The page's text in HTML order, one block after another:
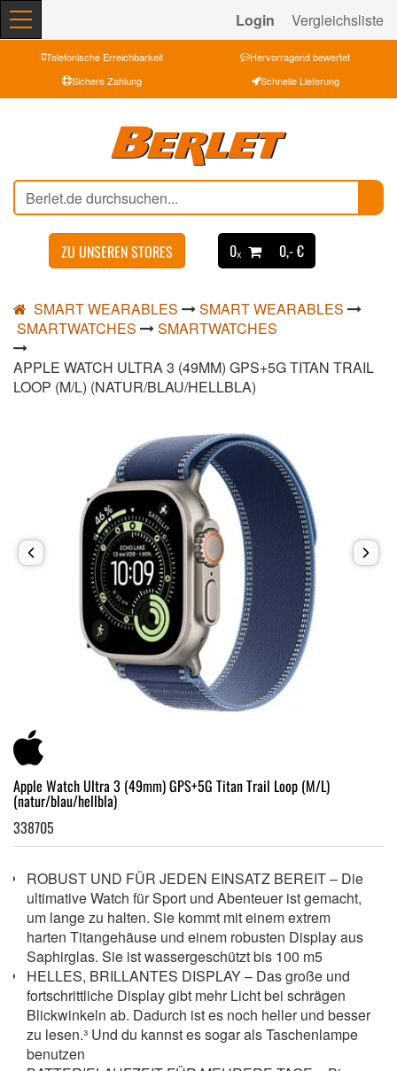
Login Vergleichsliste
Telefonische Erreichbarkeit
Hervorragend bewertet
Sichere Zahlung
Schnelle Lieferung
ZU UNSEREN STORES 0ₓ 0,- €
SMART WEARABLES
SMART WEARABLES
SMARTWATCHES
SMARTWATCHES
APPLE WATCH ULTRA 3 (49MM) GPS+5G TITAN TRAIL
LOOP (M/L) (NATUR/BLAU/HELLBLA)
Apple Watch Ultra 3 (49mm) GPS+5G Titan Trail Loop (M/L)
(natur/blau/hellbla)
338705
ROBUST UND FÜR JEDEN EINSATZ BEREIT – Die
ultimative Watch für Sport und Abenteuer ist gemacht,
um lange zu halten. Sie kommt mit einem extrem
harten Titangehäuse und einem robusten Display aus
Saphirglas. Sie ist wassergeschützt bis 100 m5
HELLES, BRILLANTES DISPLAY – Das große und
fortschrittliche Display gibt mehr Licht bei schrägen
Blickwinkeln ab. Dadurch ist es noch heller und besser
zu lesen.³ Und du kannst es sogar als Taschenlampe
benutzen